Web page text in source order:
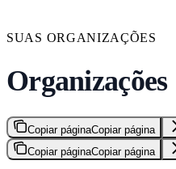
SUAS ORGANIZAÇÕES
Organizações
Copiar páginaCopiar página
Copiar páginaCopiar página